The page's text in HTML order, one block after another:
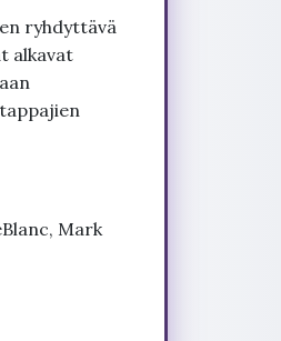
ryhdyttävä
alkavat
Mark